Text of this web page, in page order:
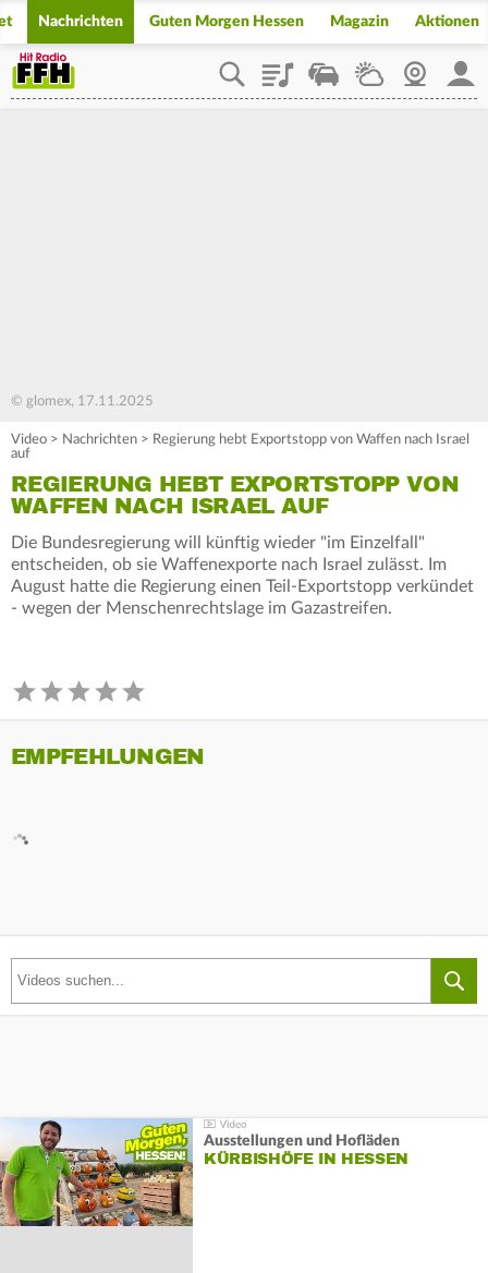
Nachrichten Guten Morgen Hessen Magazin Aktionen
PlaylistStaupilotWetterWebcam
© glomex, 17.11.2025
Video > Nachrichten > Regierung hebt Exportstopp von Waffen nach Israel
auf
REGIERUNG HEBT EXPORTSTOPP VON
WAFFEN NACH ISRAEL AUF
Die Bundesregierung will künftig wieder "im Einzelfall"
entscheiden, ob sie Waffenexporte nach Israel zulässt. Im
August hatte die Regierung einen Teil-Exportstopp verkündet
- wegen der Menschenrechtslage im Gazastreifen.
EMPFEHLUNGEN
Ausstellungen und Hofläden
KÜRBISHÖFE IN HESSEN